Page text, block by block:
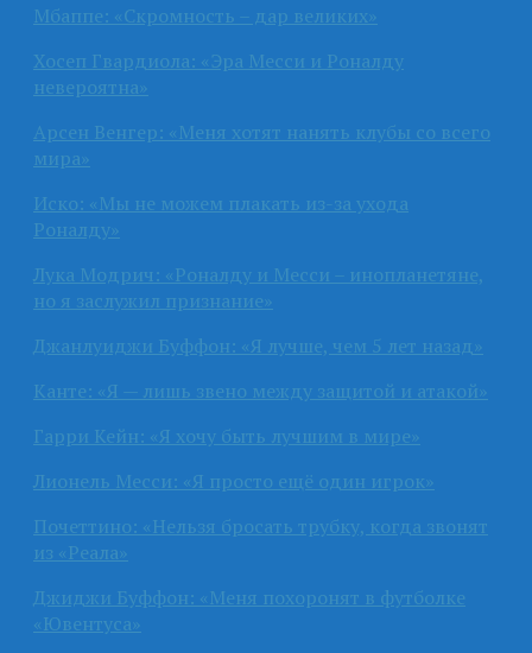
Мбаппе: «Скромность – дар великих»
Хосеп Гвардиола: «Эра Месси и Роналду
невероятна»
Арсен Венгер: «Меня хотят нанять клубы со всего
мира»
Иско: «Мы не можем плакать из-за ухода
Роналду»
Лука Модрич: «Роналду и Месси – инопланетяне,
но я заслужил признание»
Джанлуиджи Буффон: «Я лучше, чем 5 лет назад»
Канте: «Я — лишь звено между защитой и атакой»
Гарри Кейн: «Я хочу быть лучшим в мире»
Лионель Месси: «Я просто ещё один игрок»
Почеттино: «Нельзя бросать трубку, когда звонят
из «Реала»
Джиджи Буффон: «Меня похоронят в футболке
«Ювентуса»